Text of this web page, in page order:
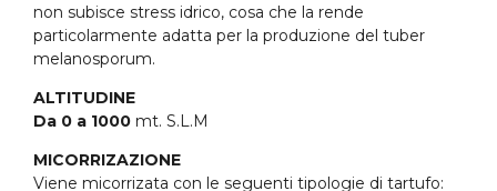
non subisce stress idrico, cosa che la rende
particolarmente adatta per la produzione del tuber
melanosporum.
ALTITUDINE
Da 0 a 1000 mt. S.L.M
MICORRIZAZIONE
Viene micorrizata con le seguenti tipologie di tartufo: